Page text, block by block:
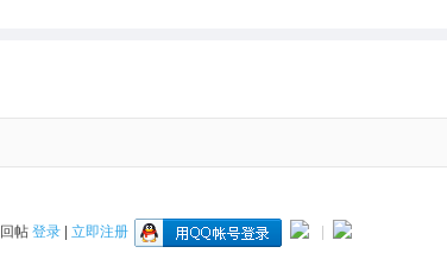
帖 登录| 立即注册